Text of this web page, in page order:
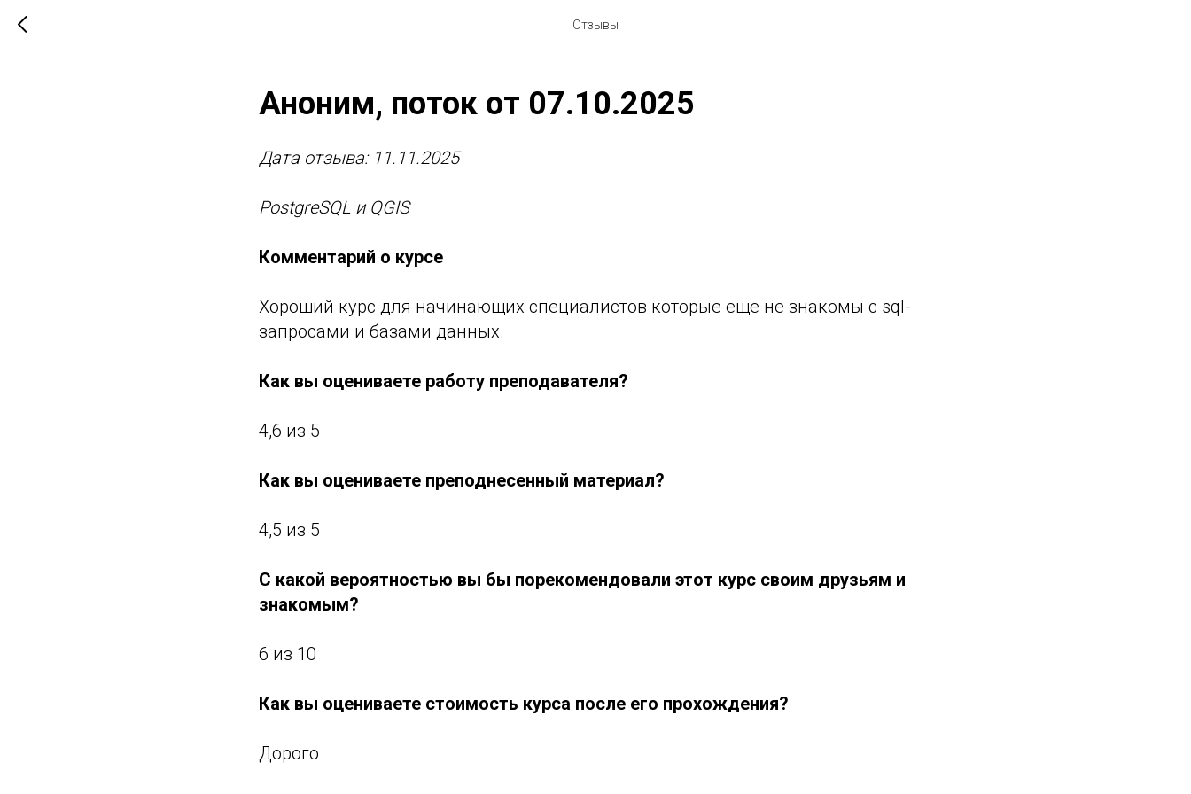
Отзывы
Аноним, поток от 07.10.2025
Дата отзыва: 11.11.2025
PostgreSQL и QGIS
Комментарий о курсе
Хороший курс для начинающих специалистов которые еще не знакомы с sql-
запросами и базами данных.
Как вы оцениваете работу преподавателя?
4,6 из 5
Как вы оцениваете преподнесенный материал?
4,5 из 5
С какой вероятностью вы бы порекомендовали этот курс своим друзьям и
знакомым?
6 из 10
Как вы оцениваете стоимость курса после его прохождения?
Дорого